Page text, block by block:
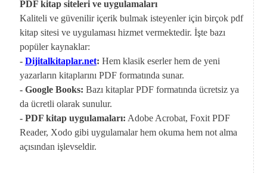
PDF kitap siteleri ve uygulamaları
Kaliteli ve güvenilir içerik bulmak isteyenler için birçok pdf
kitap sitesi ve uygulaması hizmet vermektedir. İşte bazı
popüler kaynaklar:
- Dijitalkitaplar.net: Hem klasik eserler hem de yeni
yazarların kitaplarını PDF formatında sunar.
- Google Books: Bazı kitaplar PDF formatında ücretsiz ya
da ücretli olarak sunulur.
- PDF kitap uygulamaları: Adobe Acrobat, Foxit PDF
Reader, Xodo gibi uygulamalar hem okuma hem not alma
açısından işlevseldir.